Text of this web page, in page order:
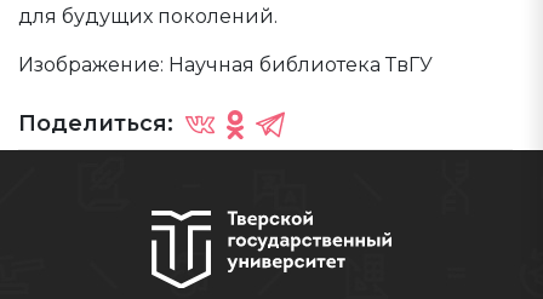
для будущих поколений.
Изображение: Научная библиотека ТвГУ
Поделиться: